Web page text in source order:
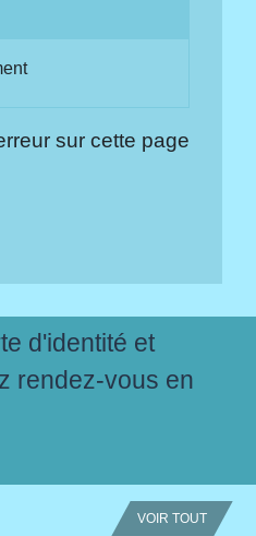
sur cette page
d'identité et
rendez-vous en
VOIR TOUT